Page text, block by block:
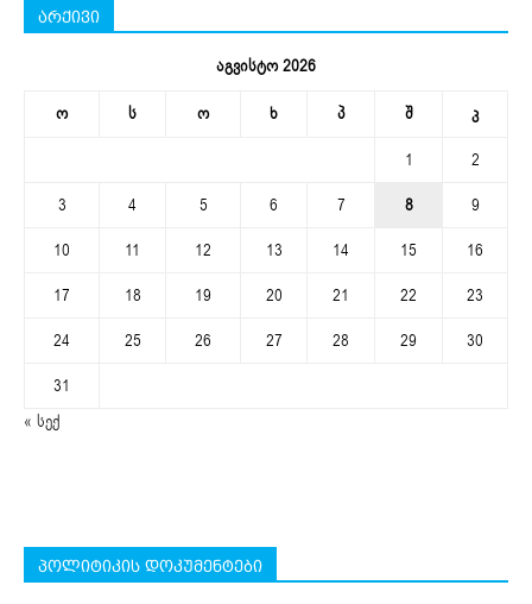
არქივი
აგვისტო 2026
ო ს ო ხ პ შ კ
1
2
3
4 5 6 7 8
9
10
11 12 13 14 15
16
17
18 19 20 21 22
23
24
25 26 27 28 29
30
31
« სექ
პოლიტიკის დოკუმენტები